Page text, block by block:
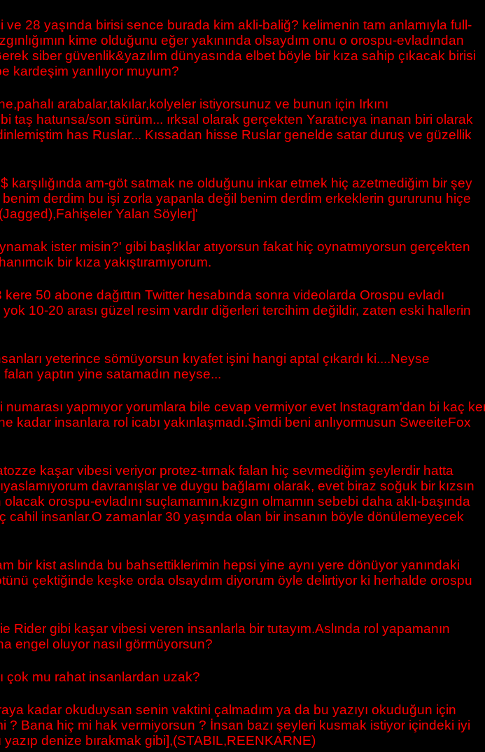
ve 28 yaşında birisi sence burada kim akli-baliğ? kelimenin tam anlamıyla full-
kime olduğunu eğer yakınında olsaydım onu o orospu-evladından
siber güvenlik&yazılım dünyasında elbet böyle bir kıza sahip çıkacak birisi
kardeşim yanılıyor muyum?
arabalar,takılar,kolyeler istiyorsunuz ve bunun için Irkını
taş hatunsa/son sürüm... ırksal olarak gerçekten Yaratıcıya inanan biri olarak
has Ruslar... Kıssadan hisse Ruslar genelde satar duruş ve güzellik
am-göt satmak ne olduğunu inkar etmek hiç azetmediğim bir şey
derdim bu işi zorla yapanla değil benim derdim erkeklerin gururunu hiçe
Yalan Söyler]'
ister misin?' gibi başlıklar atıyorsun fakat hiç oynatmıyorsun gerçekten
bir kıza yakıştıramıyorum.
50 abone dağıttın Twitter hesabında sonra videolarda Orospu evladı
10-20 arası güzel resim vardır diğerleri tercihim değildir, zaten eski hallerin
yeterince sömüyorsun kıyafet işini hangi aptal çıkardı ki....Neyse
yaptın yine satamadın neyse...
yapmıyor yorumlara bile cevap vermiyor evet Instagram'dan bi kaç
kadar insanlara rol icabı yakınlaşmadı.Şimdi beni anlıyormusun SweeiteFox
kaşar vibesi veriyor protez-tırnak falan hiç sevmediğim şeylerdir hatta
davranışlar ve duygu bağlamı olarak, evet biraz soğuk bir kızsın
orospu-evladını suçlamamın,kızgın olmamın sebebi daha aklı-başında
insanlar.O zamanlar 30 yaşında olan bir insanın böyle dönülemeyecek
bir kist aslında bu bahsettiklerimin hepsi yine aynı yere dönüyor yanındaki
çektiğinde keşke orda olsaydım diyorum öyle delirtiyor ki herhalde orospu
Rider gibi kaşar vibesi veren insanlarla bir tutayım.Aslında rol yapamanın
engel oluyor nasıl görmüyorsun?
çok mu rahat insanlardan uzak?
kadar okuduysan senin vaktini çalmadım ya da bu yazıyı okuduğun için
Bana hiç mi hak vermiyorsun ? İnsan bazı şeyleri kusmak istiyor içindeki iyi
denize bırakmak gibi],(STABIL,REENKARNE)